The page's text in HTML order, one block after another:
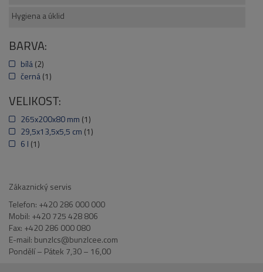
Hygiena a úklid
BARVA:
bílá (2)
černá (1)
VELIKOST:
265x200x80 mm (1)
29,5x13,5x5,5 cm (1)
6 l (1)
Zákaznický servis
Telefon: +420 286 000 000
Mobil: +420 725 428 806
Fax: +420 286 000 080
E-mail: bunzlcs@bunzlcee.com
Pondělí – Pátek 7,30 – 16,00